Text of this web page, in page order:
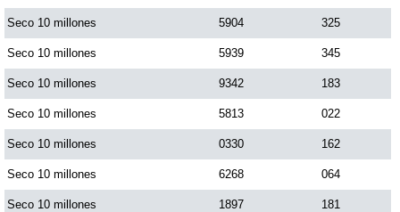
Seco 10 millones 5904 325
Seco 10 millones 5939 345
Seco 10 millones 9342 183
Seco 10 millones 5813 022
Seco 10 millones 0330 162
Seco 10 millones 6268 064
Seco 10 millones 1897 181